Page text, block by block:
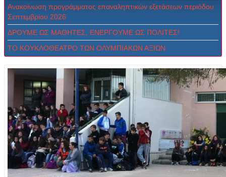
Ανακοίνωση προγράμματος επαναληπτικών εξετάσεων περιόδου
Σεπτεμβρίου 2026
ΔPOYME ΩΣ MAΘHTEΣ, ENEPΓOYME ΩΣ ΠOΛITEΣ!
ΤΟ ΚΟΥΚΛΟΘΕΑΤΡΟ ΤΩΝ ΟΛΥΜΠΙΑΚΩΝ ΑΞΙΩΝ